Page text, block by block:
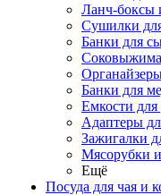
Ланч-боксы
Сушилки для
Банки для
Банки для
Емкости для
Адаптеры
Зажигалки
Мясорубки
Ещё
Посуда для чая и